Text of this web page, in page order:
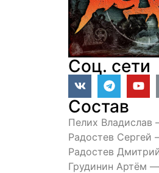
Соц. сети
Состав
Пелих Владислав
Радостев Сергей
Радостев
Грудинин Артём